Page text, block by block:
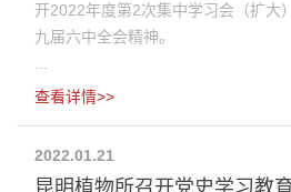
开2022年度第2次集中学习会（扩大
九届六中全会精神。
查看详情>>
2022.01.21
昆明植物所召开党史学习教